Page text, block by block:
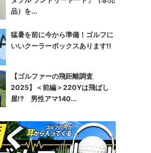
品）を...
猛暑を前に今から準備！ゴルフに
いいクーラーボックスあります!!
【ゴルファーの飛距離調査
2025】＜前編＞220Yは飛ばし
屋!? 男性アマ140...